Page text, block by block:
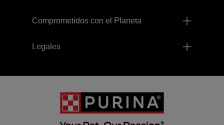
Comprometidos con el Planeta
Legales